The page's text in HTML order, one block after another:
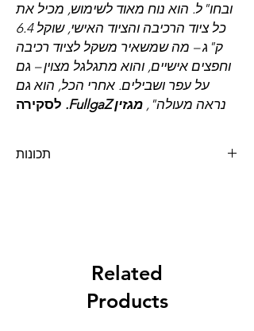
ובחו"ל. הוא נוח מאוד לשימוש, מכיל את
כל ציוד הרכיבה והציוד האישי, שוקל 6.4
ק"ג – מה שמשאיר משקל לציוד רכיבה
וחפצים אישיים, והוא מתגלגל מצוין – גם
על עפר ושבילים. אחרי הכל, הוא גם
נראה מעולה", מגזין FullgaZ. לסקירה
תכונות
ובחו"ל. הוא נוח מאוד לשימוש, מכיל את
ק"ג – מה שמשאיר משקל לציוד רכיבה
Related
Products